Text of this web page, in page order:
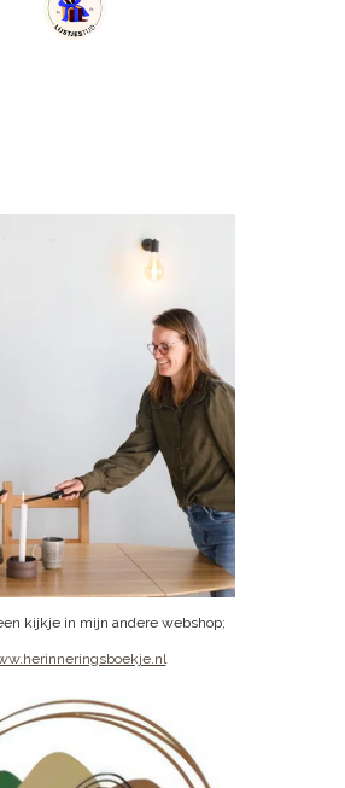
kijkje in mijn andere webshop;